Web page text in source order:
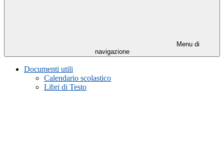
Menu di
navigazione
Documenti utili
Calendario scolastico
Libri di Testo